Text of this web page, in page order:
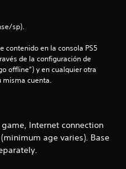
e
c
c
sp).
contenido en la consola PS5
de la configuración de
offline”) y en cualquier otra
misma cuenta.
Internet connection
age varies). Base